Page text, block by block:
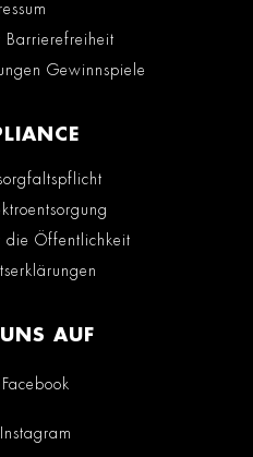
Barrierefreiheit
Gewinnspiele
die Öffentlichkeit
AUF
Facebook
Instagram